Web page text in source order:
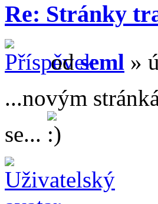
Re: Stránky
odseml »
...novým
se...